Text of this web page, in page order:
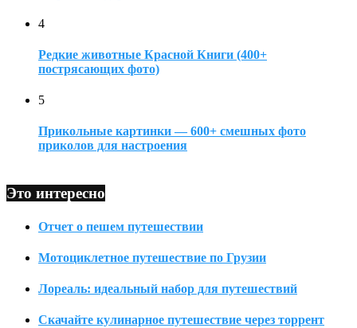
4
Редкие животные Красной Книги (400+
пострясающих фото)
5
Прикольные картинки — 600+ смешных фото
приколов для настроения
Это интересно
Отчет о пешем путешествии
Мотоциклетное путешествие по Грузии
Лореаль: идеальный набор для путешествий
Скачайте кулинарное путешествие через торрент